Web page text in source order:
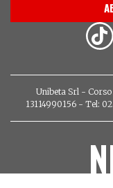
Unibeta Srl -
13114990156 - Tel: